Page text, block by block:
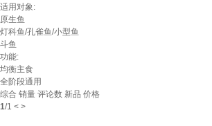
适用对象:
原生鱼
灯科鱼/孔雀鱼/小型鱼
斗鱼
功能:
均衡主食
全阶段通用
综合 销量 评论数 新品 价格
1/1 < >